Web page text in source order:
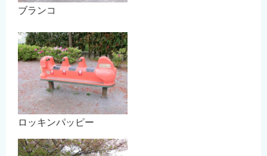
ブランコ
ロッキンパッピー